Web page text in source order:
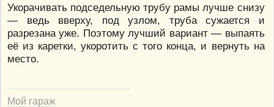
Укорачивать подседельную трубу рамы лучше снизу
— ведь вверху, под узлом, труба сужается и
разрезана уже. Поэтому лучший вариант — выпаять
её из каретки, укоротить с того конца, и вернуть на
место.
Мой гараж